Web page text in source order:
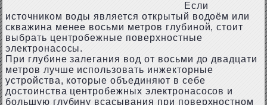
Если
источником воды является открытый водоём или
скважина менее восьми метров глубиной, стоит
выбрать центробежные поверхностные
электронасосы.
При глубине залегания вод от восьми до двадцати
метров лучше использовать инжекторные
устройства, которые объединяют в себе
достоинства центробежных электронасосов и
большую глубину всасывания при поверхностном